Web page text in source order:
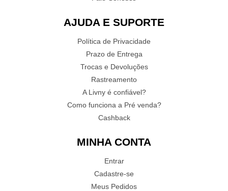
AJUDA E SUPORTE
Política de Privacidade
Prazo de Entrega
Trocas e Devoluções
Rastreamento
A Livny é confiável?
Como funciona a Pré venda?
Cashback
MINHA CONTA
Entrar
Cadastre-se
Meus Pedidos